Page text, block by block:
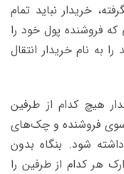
خریدار نباید تمام
که فروشنده پول خود را
به نام خریدار انتقال
هیچ کدام از طرفین
سوی فروشنده و چک‌های
شود. بنگاه بدون
هر کدام از طرفین را